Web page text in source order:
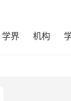
学界 机构